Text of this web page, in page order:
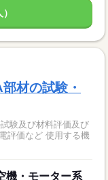
材の試験・
験及び材料評価及び
評価など 使用する機
機・モーター系